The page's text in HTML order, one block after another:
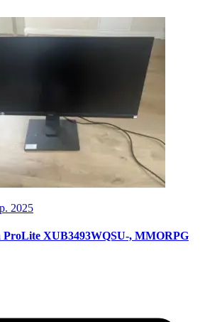
2025
XUB3493WQSU-, MMORPG